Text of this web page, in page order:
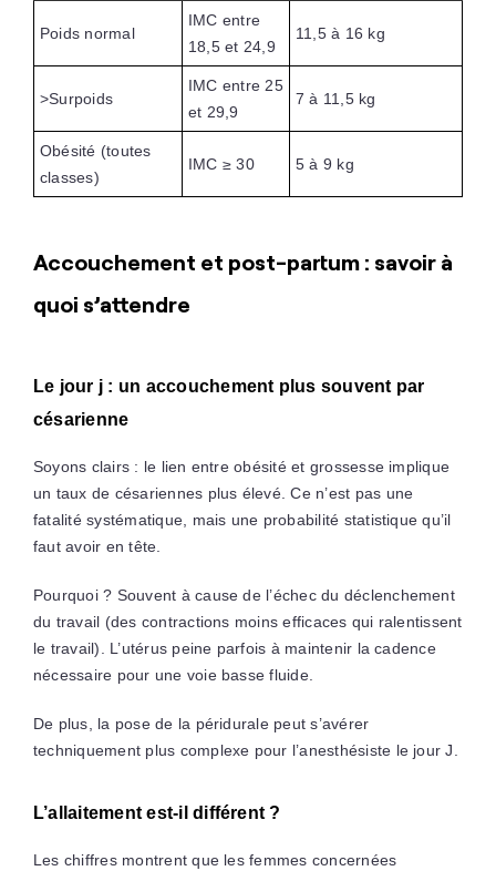
Poids normal
IMC entre
18,5 et 24,9
11,5 à 16 kg
>Surpoids
IMC entre 25
et 29,9
7 à 11,5 kg
Obésité (toutes
classes)
IMC ≥ 30 5 à 9 kg
Accouchement et post-partum : savoir à
quoi s’attendre
Le jour j : un accouchement plus souvent par
césarienne
Soyons clairs : le lien entre obésité et grossesse implique
un taux de césariennes plus élevé. Ce n’est pas une
fatalité systématique, mais une probabilité statistique qu’il
faut avoir en tête.
Pourquoi ? Souvent à cause de l’échec du déclenchement
du travail (des contractions moins efficaces qui ralentissent
le travail). L’utérus peine parfois à maintenir la cadence
nécessaire pour une voie basse fluide.
De plus, la pose de la péridurale peut s’avérer
techniquement plus complexe pour l’anesthésiste le jour J.
L’allaitement est-il différent ?
Les chiffres montrent que les femmes concernées